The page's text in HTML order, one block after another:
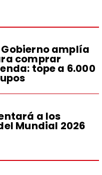
amplía
comprar
tope a 6.000
a los
Mundial 2026